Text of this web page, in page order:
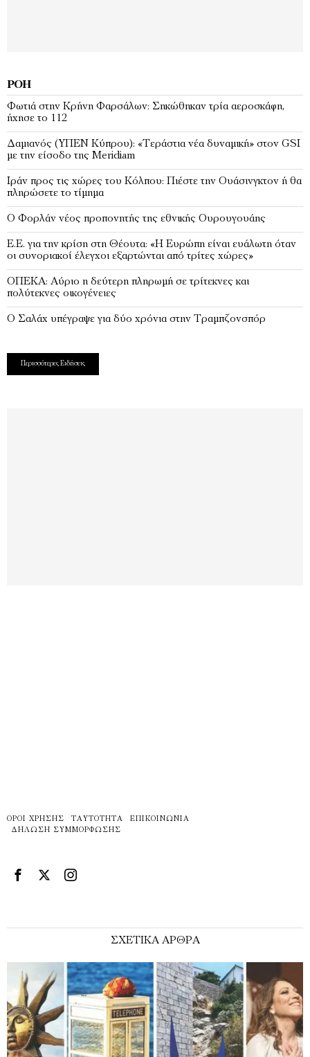
ΡΟΉ
Φωτιά στην Κρήνη Φαρσάλων: Σηκώθηκαν τρία αεροσκάφη,
ήχησε το 112
Δαμιανός (ΥΠΕΝ Κύπρου): «Τεράστια νέα δυναμική» στον GSI
με την είσοδο της Meridiam
Ιράν προς τις χώρες του Κόλπου: Πιέστε την Ουάσινγκτον ή θα
πληρώσετε το τίμημα
Ο Φορλάν νέος προπονητής της εθνικής Ουρουγουάης
Ε.Ε. για την κρίση στη Θέουτα: «Η Ευρώπη είναι ευάλωτη όταν
οι συνοριακοί έλεγχοι εξαρτώνται από τρίτες χώρες»
ΟΠΕΚΑ: Αύριο η δεύτερη πληρωμή σε τρίτεκνες και
πολύτεκνες οικογένειες
Ο Σαλάχ υπέγραψε για δύο χρόνια στην Τραμπζονσπόρ
Περισσότερες Ειδήσεις
ΌΡΟΙ ΧΡΉΣΗΣ ΤΑΥΤΌΤΗΤΑ
ΕΠΙΚΟΙΝΩΝΊΑ
ΔΉΛΩΣΗ ΣΥΜΜΌΡΦΩΣΗΣ
ΣΧΕΤΙΚΑ ΑΡΘΡΑ